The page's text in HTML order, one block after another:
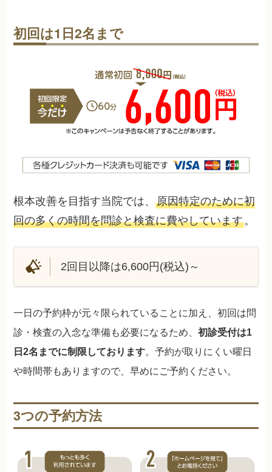
初回は1日2名まで
根本改善を目指す当院では、原因特定のために初
回の多くの時間を問診と検査に費やしています。
2回目以降は6,600円(税込)～
一日の予約枠が元々限られていることに加え、初回は問
診・検査の入念な準備も必要になるため、初診受付は1
日2名までに制限しております。予約が取りにくい曜日
や時間帯もありますので、早めにご予約ください。
3つの予約方法